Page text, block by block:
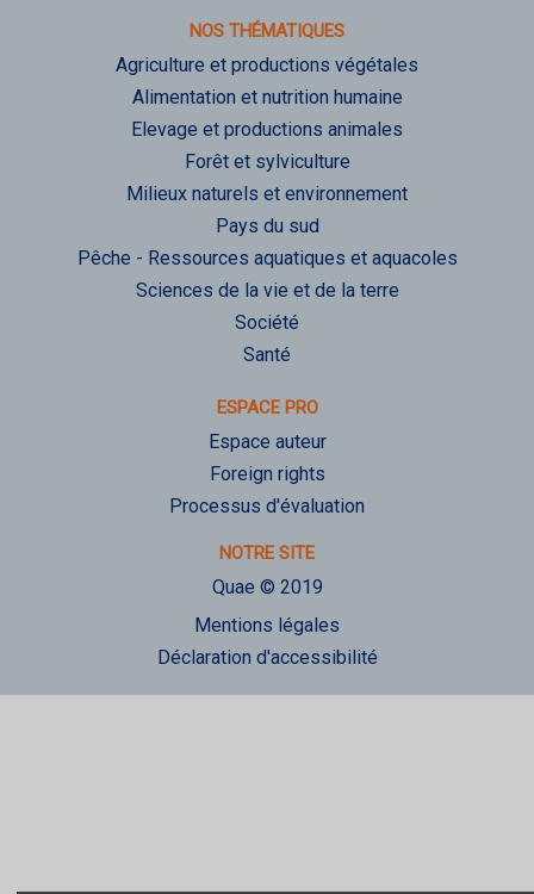
NOS THÉMATIQUES
Agriculture et productions végétales
Alimentation et nutrition humaine
Elevage et productions animales
Forêt et sylviculture
Milieux naturels et environnement
Pays du sud
Pêche - Ressources aquatiques et aquacoles
Sciences de la vie et de la terre
Société
Santé
ESPACE PRO
Espace auteur
Foreign rights
Processus d'évaluation
NOTRE SITE
Quae © 2019
Mentions légales
Déclaration d'accessibilité